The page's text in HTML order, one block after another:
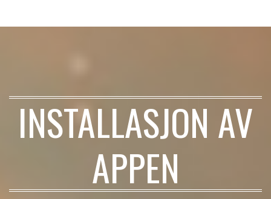
INSTALLASJON AV
APPEN